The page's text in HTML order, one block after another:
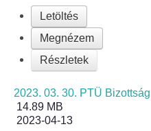
Turizmus
Látnivalók
Szállások
Letöltés
Megnézem
Részletek
2023. 03. 30. PTÜ
14.89 MB
2023-04-13